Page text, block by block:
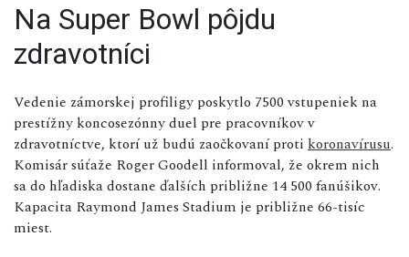
Na Super Bowl pôjdu
zdravotníci
Vedenie zámorskej profiligy poskytlo 7500 vstupeniek na
prestížny koncosezónny duel pre pracovníkov v
zdravotníctve, ktorí už budú zaočkovaní proti koronavírusu.
Komisár súťaže Roger Goodell informoval, že okrem nich
sa do hľadiska dostane ďalších približne 14 500 fanúšikov.
Kapacita Raymond James Stadium je približne 66-tisíc
miest.